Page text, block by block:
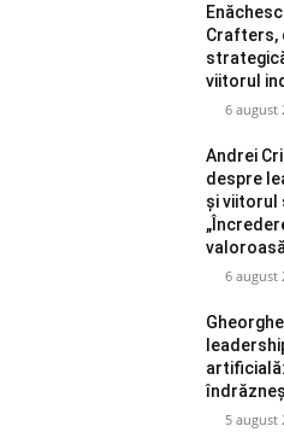
Crafters,
viitorul
6 august
Andrei
despre
și viitorul
6 august
5 august